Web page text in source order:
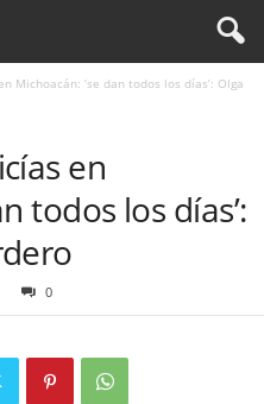
Michoacán: ‘se dan todos los días’: Olga
en
todos los días’:
0